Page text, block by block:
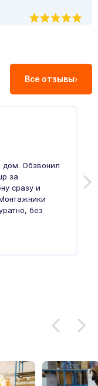
Все отзывы
дом. Обзвонил
за
сразу и
без